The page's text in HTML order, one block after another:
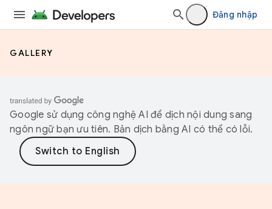
Đăng nhập
GALLERY
Google sử dụng công nghệ AI để dịch nội dung sang
ngôn ngữ bạn ưu tiên. Bản dịch bằng AI có thể có lỗi.